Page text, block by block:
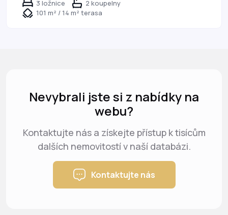
3 ložnice
2 koupelny
101 m² / 14 m² terasa
Nevybrali jste si z nabídky na
webu?
Kontaktujte nás a získejte přístup k tisícům
dalších nemovitostí v naší databázi.
Kontaktujte nás